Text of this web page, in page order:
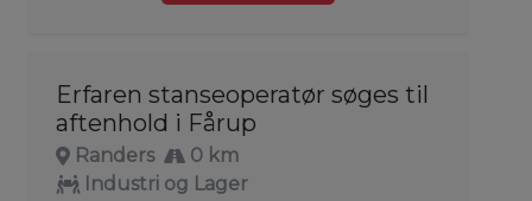
Erfaren stanseoperatør søges til
aftenhold i Fårup
Randers
0 km
Industri og Lager